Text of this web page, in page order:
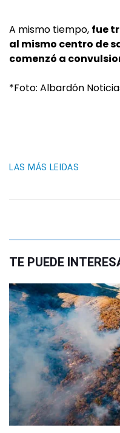
A mismo tiempo, fue
al mismo centro de
comenzó a
*Foto: Albardón
LAS MÁS LEIDAS
TE PUEDE